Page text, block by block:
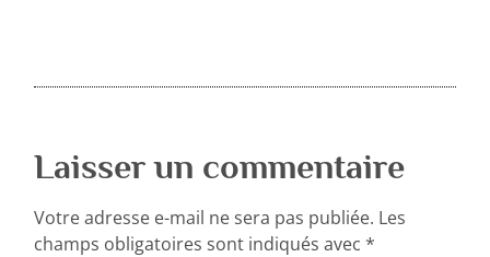
Laisser un commentaire
Votre adresse e-mail ne sera pas publiée. Les
champs obligatoires sont indiqués avec*